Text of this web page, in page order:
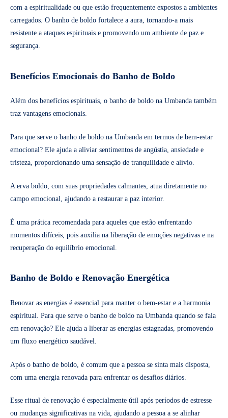
com a espiritualidade ou que estão frequentemente expostos a ambientes
carregados. O banho de boldo fortalece a aura, tornando-a mais
resistente a ataques espirituais e promovendo um ambiente de paz e
segurança.
Benefícios Emocionais do Banho de Boldo
Além dos benefícios espirituais, o banho de boldo na Umbanda também
traz vantagens emocionais.
Para que serve o banho de boldo na Umbanda em termos de bem-estar
emocional? Ele ajuda a aliviar sentimentos de angústia, ansiedade e
tristeza, proporcionando uma sensação de tranquilidade e alívio.
A erva boldo, com suas propriedades calmantes, atua diretamente no
campo emocional, ajudando a restaurar a paz interior.
É uma prática recomendada para aqueles que estão enfrentando
momentos difíceis, pois auxilia na liberação de emoções negativas e na
recuperação do equilíbrio emocional.
Banho de Boldo e Renovação Energética
Renovar as energias é essencial para manter o bem-estar e a harmonia
espiritual. Para que serve o banho de boldo na Umbanda quando se fala
em renovação? Ele ajuda a liberar as energias estagnadas, promovendo
um fluxo energético saudável.
Após o banho de boldo, é comum que a pessoa se sinta mais disposta,
com uma energia renovada para enfrentar os desafios diários.
Esse ritual de renovação é especialmente útil após períodos de estresse
ou mudanças significativas na vida, ajudando a pessoa a se alinhar